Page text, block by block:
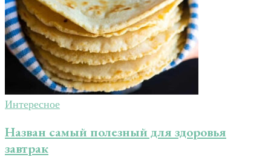
Интересное
Назван самый полезный для здоровья
завтрак